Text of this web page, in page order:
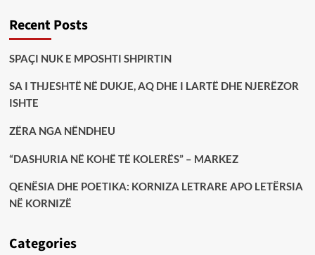
Recent Posts
SPAÇI NUK E MPOSHTI SHPIRTIN
SA I THJESHTË NË DUKJE, AQ DHE I LARTË DHE NJERËZOR
ISHTE
ZËRA NGA NËNDHEU
“DASHURIA NË KOHË TË KOLERËS” – MARKEZ
QENËSIA DHE POETIKA: KORNIZA LETRARE APO LETËRSIA
NË KORNIZË
Categories